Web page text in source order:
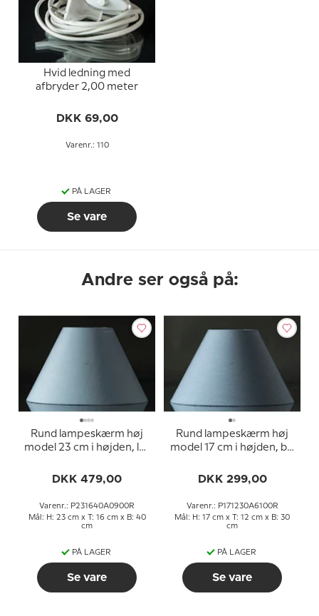
Hvid ledning med
afbryder 2,00 meter
DKK 69,00
Varenr.: 110
PÅ LAGER
Se vare
Andre ser også på:
Rund lampeskærm høj
model 23 cm i højden, lys
DKK 479,00
Varenr.: P231640A0900R
Mål: H: 23 cm x T: 16 cm x B: 40
cm
PÅ LAGER
Se vare
Rund lampeskærm høj
model 17 cm i højden, blå
DKK 299,00
Varenr.: P171230A6100R
Mål: H: 17 cm x T: 12 cm x B: 30
cm
PÅ LAGER
Se vare